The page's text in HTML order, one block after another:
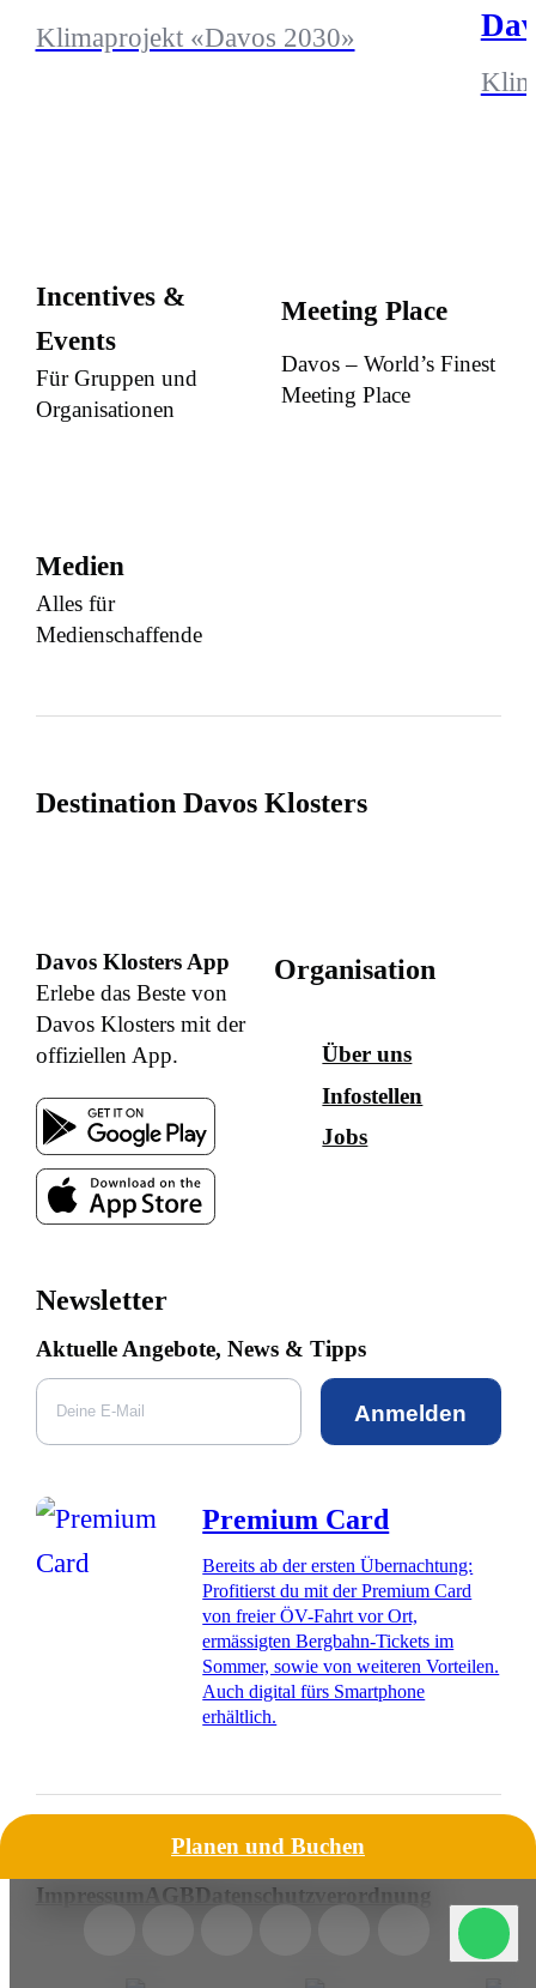
Klimaprojekt «Davos 2030»
Incentives &
Events
Für Gruppen und
Organisationen
Meeting Place
Davos – World’s Finest
Meeting Place
Medien
Alles für
Medienschaffende
Destination Davos Klosters
Davos Klosters App
Erlebe das Beste von
Davos Klosters mit der
offiziellen App.
Organisation
Über uns
Infostellen
Jobs
Newsletter
Aktuelle Angebote, News & Tipps
Anmelden
Premium Card
Bereits ab der ersten Übernachtung:
Profitierst du mit der Premium Card
von freier ÖV-Fahrt vor Ort,
ermässigten Bergbahn-Tickets im
Sommer, sowie von weiteren Vorteilen.
Auch digital fürs Smartphone
erhältlich.
von 8 bis 17:30 Uhr
Impressum AGBDatenschutzverordnung
Planen und Buchen